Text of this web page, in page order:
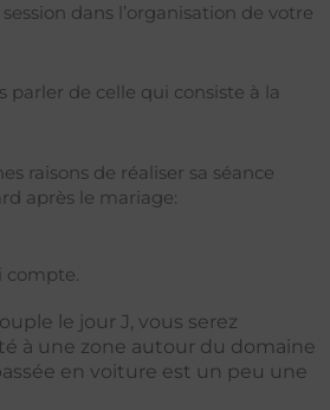
dans l’organisation de votre
parler de celle qui consiste à la
raisons de réaliser sa séance
après le mariage:
compte.
le jour J, vous serez
à une zone autour du domaine
en voiture est un peu une